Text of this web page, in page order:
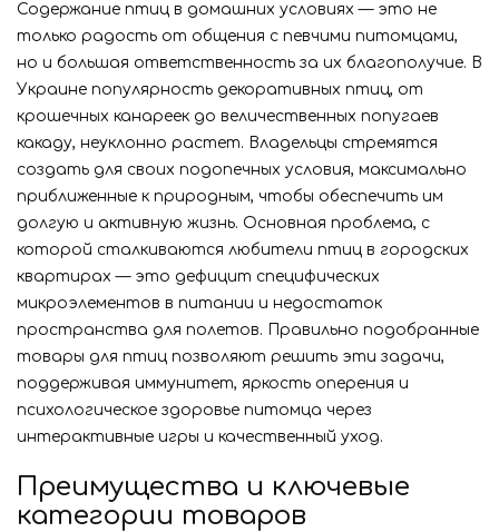
Содержание птиц в домашних условиях — это не
только радость от общения с певчими питомцами,
но и большая ответственность за их благополучие. В
Украине популярность декоративных птиц, от
крошечных канареек до величественных попугаев
какаду, неуклонно растет. Владельцы стремятся
создать для своих подопечных условия, максимально
приближенные к природным, чтобы обеспечить им
долгую и активную жизнь. Основная проблема, с
которой сталкиваются любители птиц в городских
квартирах — это дефицит специфических
микроэлементов в питании и недостаток
пространства для полетов. Правильно подобранные
товары для птиц позволяют решить эти задачи,
поддерживая иммунитет, яркость оперения и
психологическое здоровье питомца через
интерактивные игры и качественный уход.
Преимущества и ключевые
категории товаров